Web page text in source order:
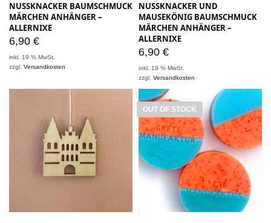
NUSSKNACKER BAUMSCHMUCK
MÄRCHEN ANHÄNGER –
ALLERNIXE
6,90 €
inkl. 19 % MwSt.
zzgl.Versandkosten
NUSSKNACKER UND
MAUSEKÖNIG BAUMSCHMUCK
MÄRCHEN ANHÄNGER –
ALLERNIXE
6,90 €
inkl. 19 % MwSt.
zzgl.Versandkosten
OUT OF STOCK